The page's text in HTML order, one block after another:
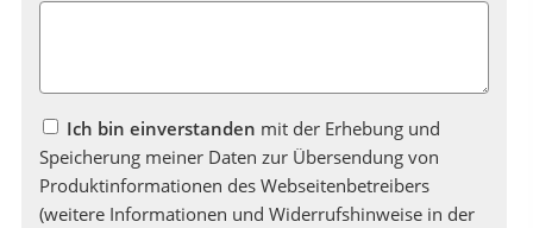
Ich bin einverstanden mit der Erhebung und
Speicherung meiner Daten zur Übersendung von
Produktinformationen des Webseitenbetreibers
(weitere Informationen und Widerrufshinweise in der